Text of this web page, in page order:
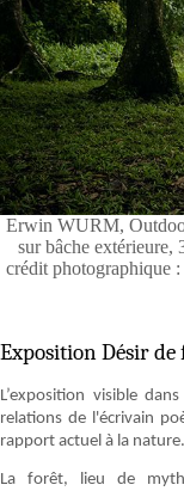
Erwin WURM,
sur bâche
crédit photographique
Exposition Désir de
L’exposition visible
relations de l'écrivain
rapport actuel à la nature.
La forêt, lieu de